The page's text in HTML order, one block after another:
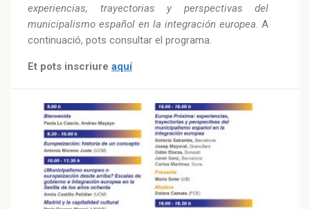
experiencias, trayectorias y perspectivas del
municipalismo español en la integración europea. A
continuació, pots consultar el programa.
Et pots inscriure aquí